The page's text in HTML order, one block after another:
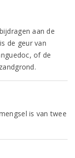
aan de
de geur van
of de
is van twee